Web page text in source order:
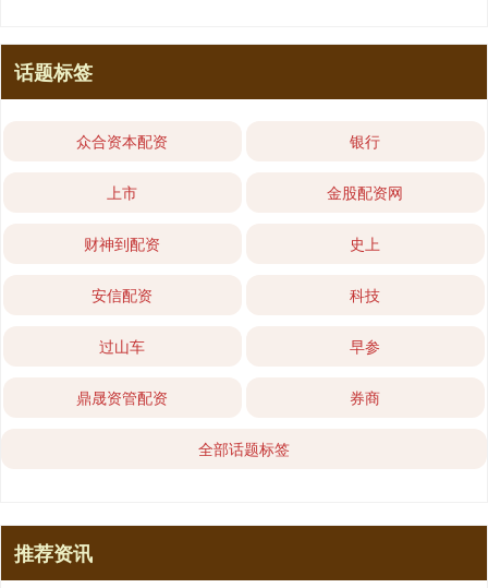
话题标签
众合资本配资 银行
上市 金股配资网
财神到配资 史上
安信配资 科技
过山车 早参
鼎晟资管配资 券商
全部话题标签
推荐资讯